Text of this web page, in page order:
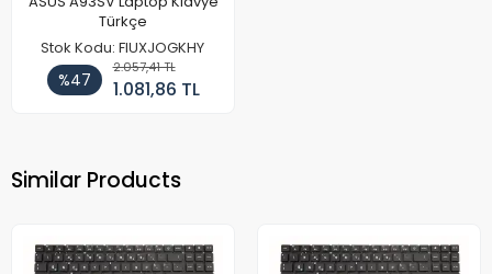
Türkçe
Stok Kodu: FIUXJOGKHY
%47
2.057,41 TL
1.081,86 TL
Similar Products